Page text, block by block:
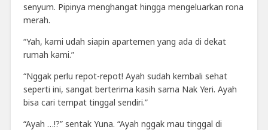
senyum. Pipinya menghangat hingga mengeluarkan rona
merah.
“Yah, kami udah siapin apartemen yang ada di dekat
rumah kami.”
“Nggak perlu repot-repot! Ayah sudah kembali sehat
seperti ini, sangat berterima kasih sama Nak Yeri. Ayah
bisa cari tempat tinggal sendiri.”
“Ayah …!?” sentak Yuna. “Ayah nggak mau tinggal di